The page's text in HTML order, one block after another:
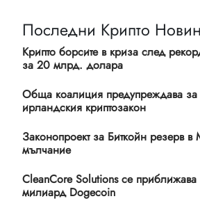
Последни Крипто
Крипто борсите в криза след
за 20 млрд. долара
Обща коалиция предупреждава за
ирландския криптозакон
Законопроект за Биткойн резерв в
мълчание
CleanCore Solutions се
милиард Dogecoin